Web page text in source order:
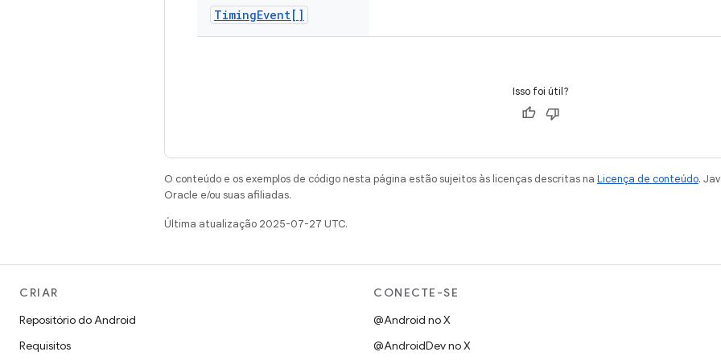
TimingEvent[]
Isso foi útil?
O conteúdo e os exemplos de código nesta página estão sujeitos às licenças descritas na Licença de conteúdo.
Oracle e/ou suas afiliadas.
Última atualização 2025-07-27 UTC.
CRIAR
Repositório do Android
Requisitos
CONECTE-SE
@Android no X
@AndroidDev no X